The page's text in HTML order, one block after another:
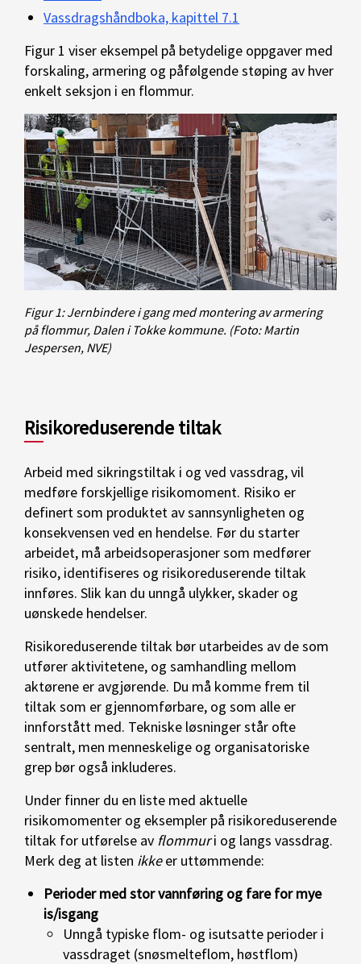
Vassdragshåndboka, kapittel 7.1
Figur 1 viser eksempel på betydelige oppgaver med
forskaling, armering og påfølgende støping av hver
enkelt seksjon i en flommur.
Figur 1: Jernbindere i gang med montering av armering
på flommur, Dalen i Tokke kommune. (Foto: Martin
Jespersen, NVE)
Risikoreduserende tiltak
Arbeid med sikringstiltak i og ved vassdrag, vil
medføre forskjellige risikomoment. Risiko er
definert som produktet av sannsynligheten og
konsekvensen ved en hendelse. Før du starter
arbeidet, må arbeidsoperasjoner som medfører
risiko, identifiseres og risikoreduserende tiltak
innføres. Slik kan du unngå ulykker, skader og
uønskede hendelser.
Risikoreduserende tiltak bør utarbeides av de som
utfører aktivitetene, og samhandling mellom
aktørene er avgjørende. Du må komme frem til
tiltak som er gjennomførbare, og som alle er
innforstått med. Tekniske løsninger står ofte
sentralt, men menneskelige og organisatoriske
grep bør også inkluderes.
Under finner du en liste med aktuelle
risikomomenter og eksempler på risikoreduserende
tiltak for utførelse av flommuri og langs vassdrag.
Merk deg at listen ikkeer uttømmende:
Perioder med stor vannføring og fare for mye
is/isgang
Unngå typiske flom- og isutsatte perioder i
vassdraget (snøsmelteflom, høstflom)